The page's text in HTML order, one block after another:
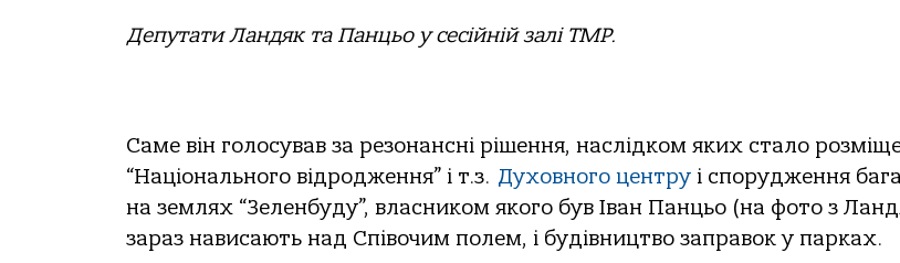
Депутати Ландяк та Панцьо у сесійній залі ТМР.
Саме він голосував за резонансні рішення, наслідком яких стало
“Національного відродження” і т.з. Духовного центру і спорудження
на землях “Зеленбуду”, власником якого був Іван Панцьо (на фото з
зараз нависають над Співочим полем, і будівництво заправок у парках.